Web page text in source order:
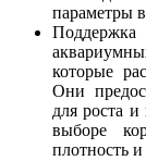
параметры
Поддержка
которые
Они
для роста
выборе
плотность